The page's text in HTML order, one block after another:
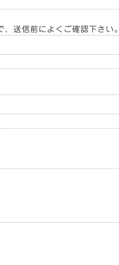
送信前によくご確認下さい。